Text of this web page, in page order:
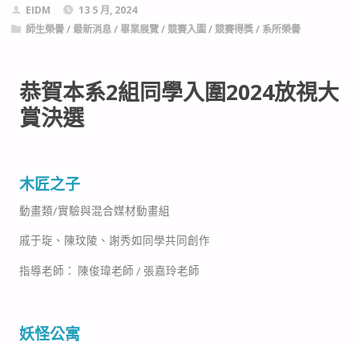
EIDM
13 5 月, 2024
師生榮譽/最新消息/畢業展覽/ 競賽入圍 / 競賽得獎/ 系所榮譽
恭賀本系2組同學入圍2024放視大
賞決選
木匠之子
動畫類/實驗與混合媒材動畫組
戚于琁、陳玟陵、謝秀如同學共同創作
指導老師： 陳俊瑋老師 / 張嘉玲老師
妖怪公寓